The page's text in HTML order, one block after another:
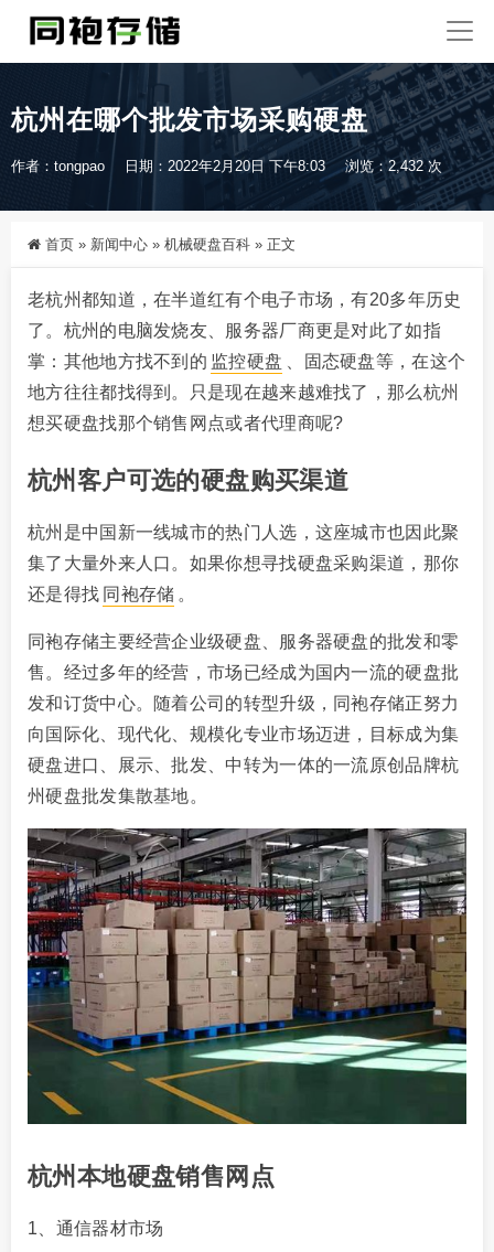
杭州在哪个批发市场采购硬盘
作者：tongpao 日期：2022年2月20日 下午8:03 浏览：2,432 次
首页 » 新闻中心 » 机械硬盘百科 » 正文
老杭州都知道，在半道红有个电子市场，有20多年历史
了。杭州的电脑发烧友、服务器厂商更是对此了如指
掌：其他地方找不到的 监控硬盘
、固态硬盘等，在这个
地方往往都找得到。只是现在越来越难找了，那么杭州
想买硬盘找那个销售网点或者代理商呢?
杭州客户可选的硬盘购买渠道
杭州是中国新一线城市的热门人选，这座城市也因此聚
集了大量外来人口。如果你想寻找硬盘采购渠道，那你
还是得找 同袍存储 。
同袍存储主要经营企业级硬盘、服务器硬盘的批发和零
售。经过多年的经营，市场已经成为国内一流的硬盘批
发和订货中心。随着公司的转型升级，同袍存储正努力
向国际化、现代化、规模化专业市场迈进，目标成为集
硬盘进口、展示、批发、中转为一体的一流原创品牌杭
州硬盘批发集散基地。
杭州本地硬盘销售网点
1、通信器材市场